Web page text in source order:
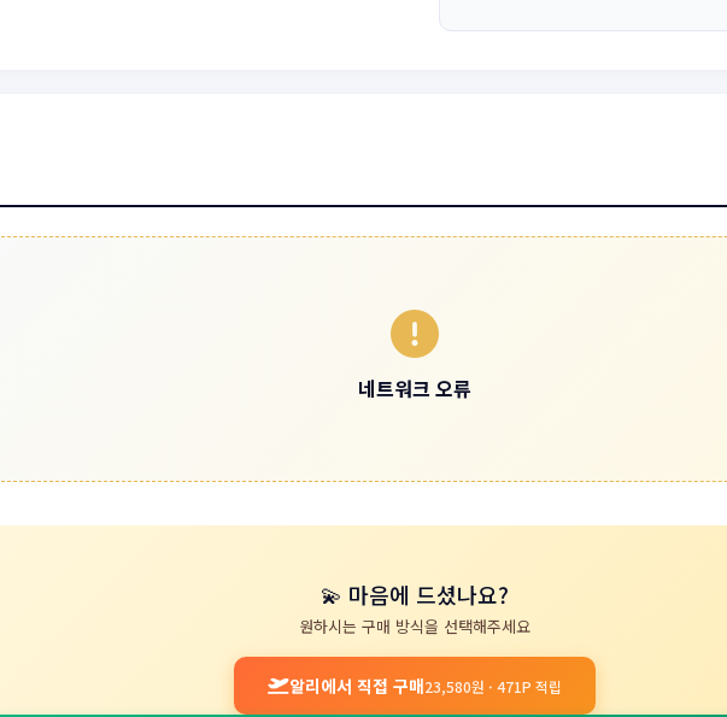
네트워크 오류
💫 마음에 드셨나요?
원하시는 구매 방식을 선택해주세요
알리에서 직접 구매23,580원 · 471P 적립